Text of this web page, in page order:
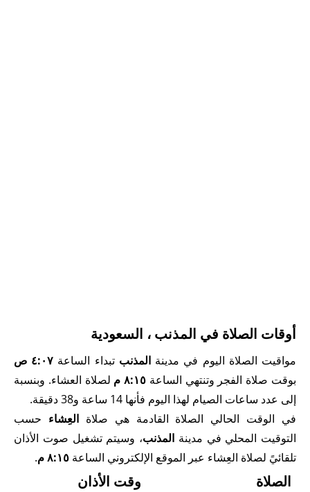
أوقات الصلاة في المذنب ، السعودية
مواقيت الصلاة اليوم في مدينةالمذنب تبداء الساعة ٤:٠٧ ص
بوقت صلاة الفجر وتنتهي الساعة ٨:١٥ م
لصلاة العشاء. وبنسبة
إلى عدد ساعات الصيام لهذا اليوم فأنها 14 ساعة و38 دقيقة.
في الوقت الحالي الصلاة القادمة هي صلاةالعِشاء حسب
التوقيت المحلي في مدينة المذنب، وسيتم تشغيل صوت الأذان
تلقائيً لصلاة العِشاء عبر الموقع الإلكتروني الساعة ٨:١٥ م .
الصلاة
وقت الأذان